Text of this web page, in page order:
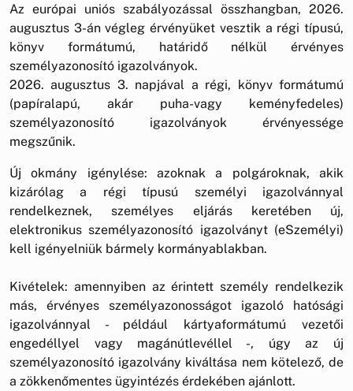
Az európai uniós szabályozással összhangban, 2026.
augusztus 3-án végleg érvényüket vesztik a régi típusú,
könyv formátumú, határidő nélkül érvényes
személyazonosító igazolványok.
2026. augusztus 3. napjával a régi, könyv formátumú
(papíralapú, akár puha-vagy keményfedeles)
személyazonosító igazolványok érvényessége
megszűnik.
Új okmány igénylése: azoknak a polgároknak, akik
kizárólag a régi típusú személyi igazolvánnyal
rendelkeznek, személyes eljárás keretében új,
elektronikus személyazonosító igazolványt (eSzemélyi)
kell igényelniük bármely kormányablakban.
Kivételek: amennyiben az érintett személy rendelkezik
más, érvényes személyazonosságot igazoló hatósági
igazolvánnyal - például kártyaformátumú vezetői
engedéllyel vagy magánútlevéllel -, úgy az új
személyazonosító igazolvány kiváltása nem kötelező, de
a zökkenőmentes ügyintézés érdekében ajánlott.